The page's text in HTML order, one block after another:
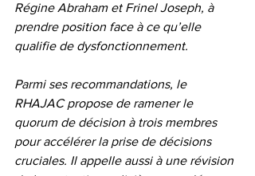
Régine Abraham et Frinel Joseph, à
prendre position face à ce qu’elle
qualifie de dysfonctionnement.
Parmi ses recommandations, le
RHAJAC propose de ramener le
quorum de décision à trois membres
pour accélérer la prise de décisions
cruciales. Il appelle aussi à une révision